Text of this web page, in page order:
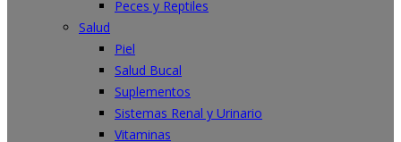
Peces y Reptiles
Salud
Piel
Salud Bucal
Suplementos
Sistemas Renal y Urinario
Vitaminas